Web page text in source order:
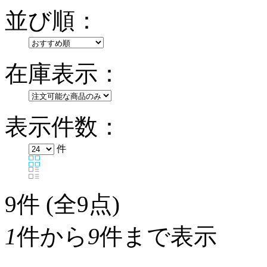
並び順：
在庫表示：
表示件数：
件
9件 (全9点)
1件から9件まで表示